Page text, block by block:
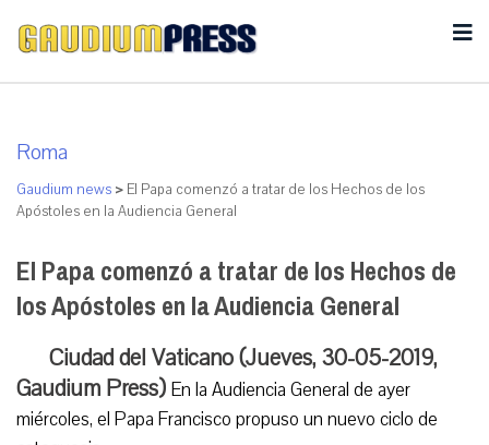
Roma
Gaudium news > El Papa comenzó a tratar de los Hechos de los
Apóstoles en la Audiencia General
El Papa comenzó a tratar de los Hechos de
los Apóstoles en la Audiencia General
Ciudad del Vaticano (Jueves, 30-05-2019,
Gaudium Press) En la Audiencia General de ayer
miércoles, el Papa Francisco propuso un nuevo ciclo de